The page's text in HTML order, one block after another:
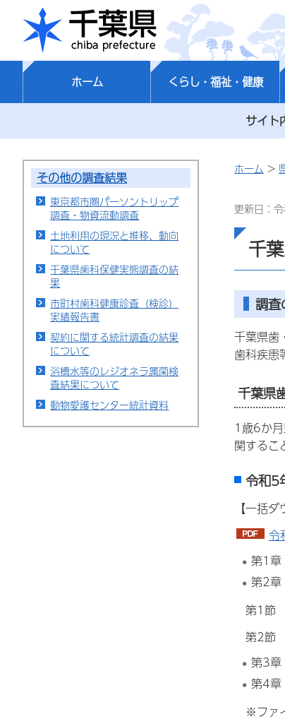
千葉県
ホーム くらし・福祉・健康
サイト
その他の調査結果
東京都市圏パーソントリップ
調査・物資流動調査
土地利用の現況と推移、動向
について
千葉県歯科保健実態調査の結
果
市町村歯科健康診査（検診）
実績報告書
契約に関する統計調査の結果
について
浴槽水等のレジオネラ属菌検
査結果について
動物愛護センター統計資料
ホーム >
更新日：
千
調査
千葉県歯
歯科疾患
千葉県
1歳6か
関するこ
令和5
【一括ダ
令
第1
第2
第1節
第2節
第3章
第4
※ファ